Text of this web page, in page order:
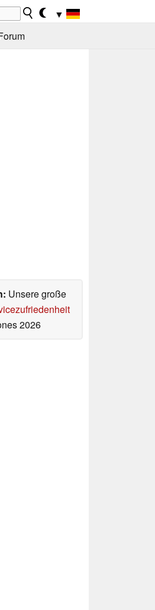
▼
Unsere große
2026